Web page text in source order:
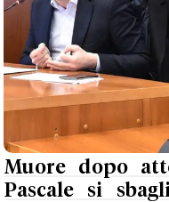
Muore dopo
Pascale si